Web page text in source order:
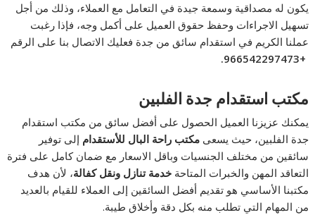
يكون له مصداقية وسمعة جيدة في التعامل مع العملاء، وذلك من أجل
تسهيل الاجراءات وحفظ حقوق العميل على أكمل وجه، فإذا رغبت
عملنا الكريم في استقدام سائق من جدة فعليك الاتصال بنا على الرقم
+966542297473
.
مكتب استقدام جدة الفلبين
يمكنك عزيزنا العميل الحصول على أفضل سائق من مكتب استقدام
جدة الفلبين، حيث يسعىمكتب راحة البال للأستقدام إلى توفير
سائقين من مختلف الجنسيات وباقل الاسعار مع ضمان كامل على فترة
التعاقد المهن والخبرات المتاحةخدمة تنازل ونقل كفالة، لأن هدف
مكتبنا الأساسي هو تقديم أفضل السائقين إلى العملاء للقيام بالعديد
من المهام التي تطلب منه بكل دقة وأخلاق طيبة.